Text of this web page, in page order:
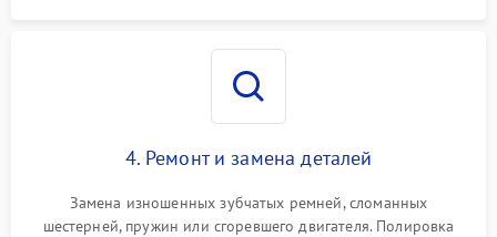
4. Ремонт и замена деталей
Замена изношенных зубчатых ремней, сломанных
шестерней, пружин или сгоревшего двигателя. Полировка